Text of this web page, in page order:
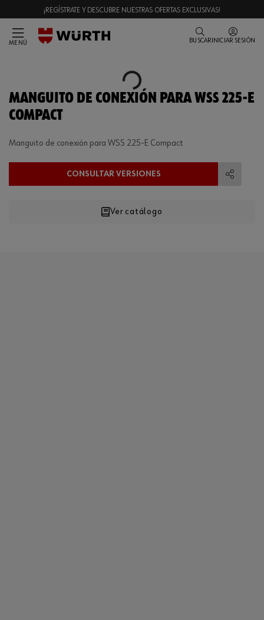
¡REGÍSTRATE Y DESCUBRE NUESTRAS OFERTAS EXCLUSIVAS!
MENÚ BUSCAR INICIAR SESIÓN
Loading...
MANGUITO DE CONEXIÓN PARA WSS 225-E
COMPACT
Manguito de conexión para WSS 225-E Compact
CONSULTAR VERSIONES
Ver catálogo